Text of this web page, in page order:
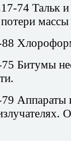
74 Тальк и
Битумы
Аппараты